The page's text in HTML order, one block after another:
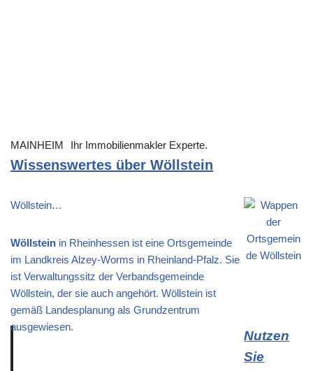
MAINHEIM Ihr Immobilienmakler Experte.
Wissenswertes über Wöllstein
Wöllstein…
Wöllstein in Rheinhessen ist eine Ortsgemeinde
im Landkreis Alzey-Worms in Rheinland-Pfalz. Sie
ist Verwaltungssitz der Verbandsgemeinde
Wöllstein, der sie auch angehört. Wöllstein ist
gemäß Landesplanung als Grundzentrum
ausgewiesen.
Nutzen
Sie